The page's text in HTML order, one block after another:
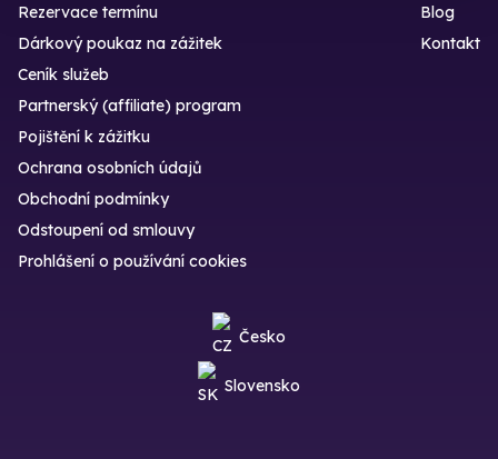
Rezervace termínu
Dárkový poukaz na zážitek
Blog
Kontakt
Ceník služeb
Partnerský (affiliate) program
Pojištění k zážitku
Ochrana osobních údajů
Obchodní podmínky
Odstoupení od smlouvy
Prohlášení o používání cookies
Česko
Slovensko